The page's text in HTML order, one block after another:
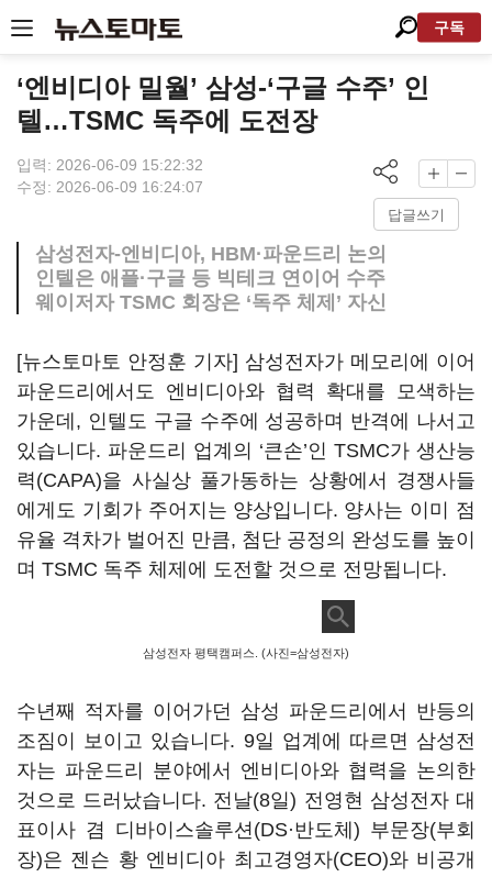
구독
‘엔비디아 밀월’ 삼성-‘구글 수주’ 인
텔…TSMC 독주에 도전장
입력: 2026-06-09 15:22:32
수정: 2026-06-09 16:24:07
답글쓰기
삼성전자-엔비디아, HBM·파운드리 논의
인텔은 애플·구글 등 빅테크 연이어 수주
웨이저자 TSMC 회장은 ‘독주 체제’ 자신
[뉴스토마토 안정훈 기자] 삼성전자가 메모리에 이어
파운드리에서도 엔비디아와 협력 확대를 모색하는
가운데, 인텔도 구글 수주에 성공하며 반격에 나서고
있습니다. 파운드리 업계의 ‘큰손’인 TSMC가 생산능
력(CAPA)을 사실상 풀가동하는 상황에서 경쟁사들
에게도 기회가 주어지는 양상입니다. 양사는 이미 점
유율 격차가 벌어진 만큼, 첨단 공정의 완성도를 높이
며 TSMC 독주 체제에 도전할 것으로 전망됩니다.
삼성전자 평택캠퍼스. (사진=삼성전자)
수년째 적자를 이어가던 삼성 파운드리에서 반등의
조짐이 보이고 있습니다. 9일 업계에 따르면 삼성전
자는 파운드리 분야에서 엔비디아와 협력을 논의한
것으로 드러났습니다. 전날(8일) 전영현 삼성전자 대
표이사 겸 디바이스솔루션(DS·반도체) 부문장(부회
장)은 젠슨 황 엔비디아 최고경영자(CEO)와 비공개